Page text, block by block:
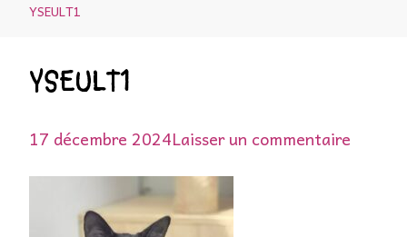
YSEULT1
YSEULT1
17 décembre 2024Laisser un commentaire